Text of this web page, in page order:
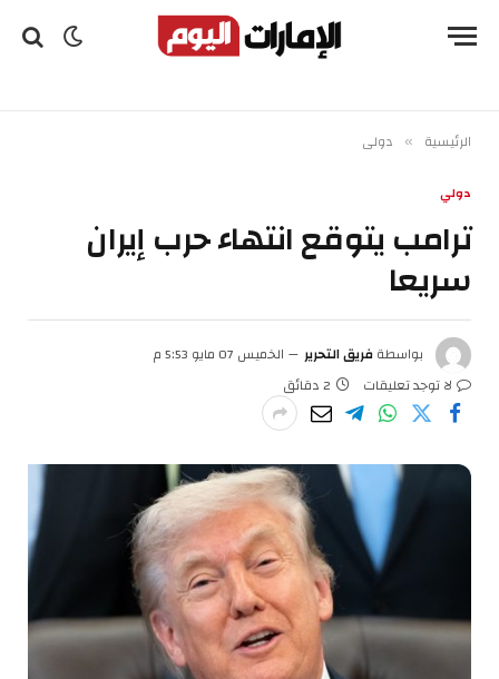
الرئيسية » دولي
دولي
ترامب يتوقع انتهاء حرب إيران
سريعا
بواسطةفريق التحرير
الخميس 07 مايو 5:53 م
لا توجد تعليقات
2 دقائق